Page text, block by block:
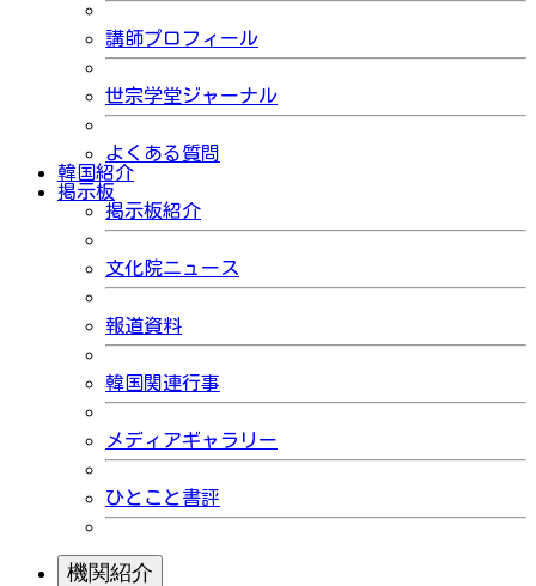
講師プロフィール
世宗学堂ジャーナル
よくある質問
韓国紹介
掲示板
掲示板紹介
文化院ニュース
報道資料
韓国関連行事
メディアギャラリー
ひとこと書評
機関紹介